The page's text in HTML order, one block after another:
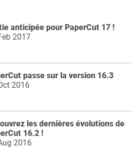
anticipée pour PaperCut 17 !
2017
passe sur la version 16.3
2016
les dernières évolutions de
16.2 !
2016